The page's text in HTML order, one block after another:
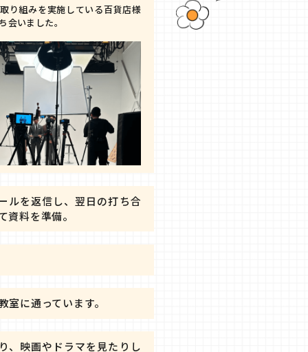
り組みを実施している百貨店様
会いました。
ルを返信し、翌日の打ち合
資料を準備。
室に通っています。
、映画やドラマを見たりし